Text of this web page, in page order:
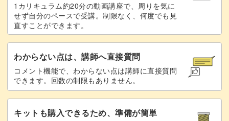
1カリキュラム約20分の動画講座で、周りを気に
せず自分のペースで受講。制限なく、何度でも見
直すことができます。
わからない点は、講師へ直接質問
コメント機能で、わからない点は講師に直接質問
できます。回数の制限もありません。
キットも購入できるため、準備が簡単